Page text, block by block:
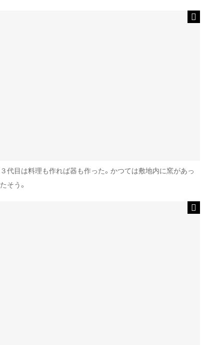
３代目は料理も作れば器も作った。かつては敷地内に窯があっ
たそう。